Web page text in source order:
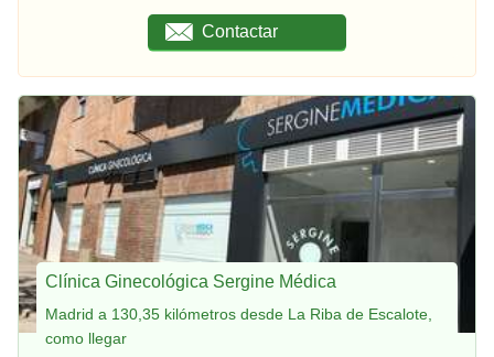
Contactar
Clínica Ginecológica Sergine Médica
Madrid a 130,35 kilómetros desde La Riba de Escalote,
como llegar